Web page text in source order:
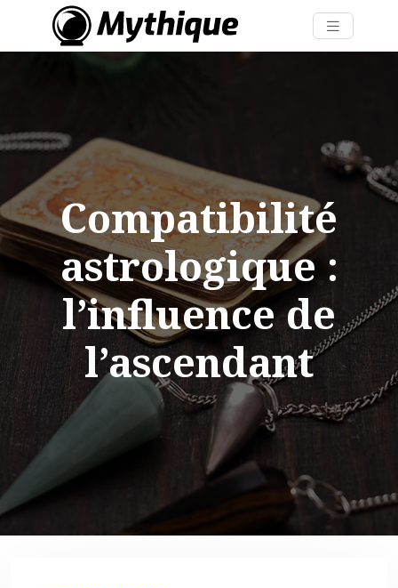
Compatibilité
astrologique :
l’influence de
l’ascendant